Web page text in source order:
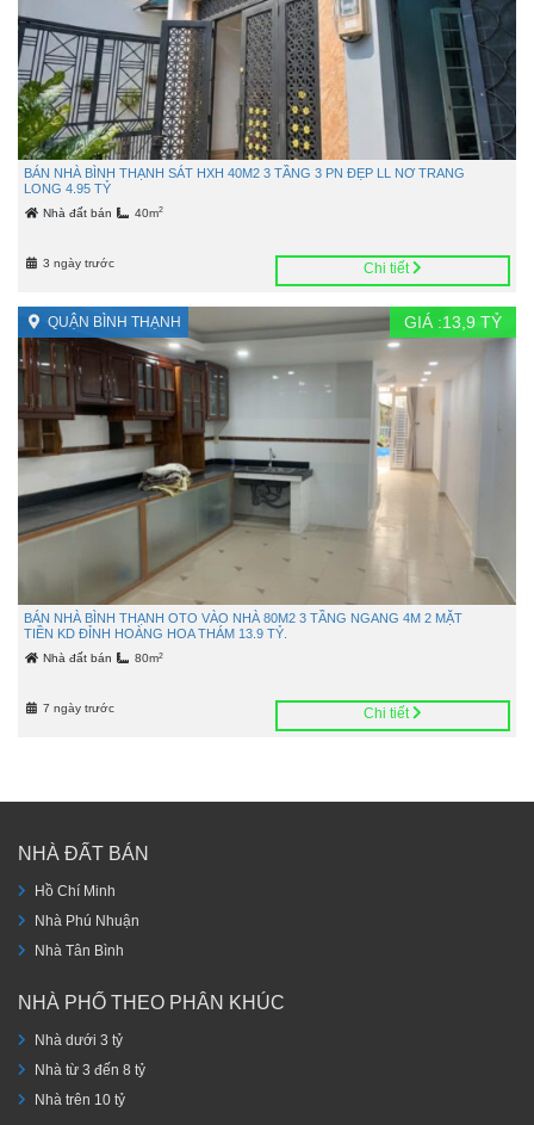
BÁN NHÀ BÌNH THẠNH SÁT HXH 40M2 3 TẦNG 3 PN ĐẸP LL NƠ TRANG
LONG 4.95 TỶ
Nhà đất bán 40m2
3 ngày trước Chi tiết
QUẬN BÌNH THẠNH GIÁ :13,9 TỶ
BÁN NHÀ BÌNH THẠNH OTO VÀO NHÀ 80M2 3 TẦNG NGANG 4M 2 MẶT
TIỀN KD ĐỈNH HOÀNG HOA THÁM 13.9 TỶ.
Nhà đất bán 80m2
7 ngày trước Chi tiết
NHÀ ĐẤT BÁN
Hồ Chí Minh
Nhà Phú Nhuận
Nhà Tân Bình
NHÀ PHỐ THEO PHÂN KHÚC
Nhà dưới 3 tỷ
Nhà từ 3 đến 8 tỷ
Nhà trên 10 tỷ